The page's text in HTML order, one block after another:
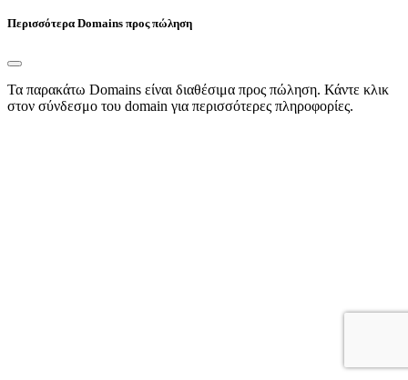
Περισσότερα Domains προς πώληση
Τα παρακάτω Domains είναι διαθέσιμα προς πώληση. Κάντε κλικ
στον σύνδεσμο του domain για περισσότερες πληροφορίες.